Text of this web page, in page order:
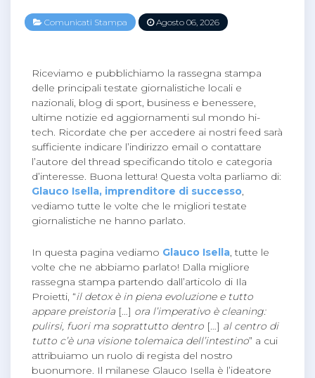
Comunicati Stampa Agosto 06, 2026
Riceviamo e pubblichiamo la rassegna stampa
delle principali testate giornalistiche locali e
nazionali, blog di sport, business e benessere,
ultime notizie ed aggiornamenti sul mondo hi-
tech. Ricordate che per accedere ai nostri feed sarà
sufficiente indicare l’indirizzo email o contattare
l’autore del thread specificando titolo e categoria
d’interesse. Buona lettura! Questa volta parliamo di:
Glauco Isella, imprenditore di successo,
vediamo tutte le volte che le migliori testate
giornalistiche ne hanno parlato.
In questa pagina vediamo Glauco Isella, tutte le
volte che ne abbiamo parlato! Dalla migliore
rassegna stampa partendo dall’articolo di Ila
Proietti, “il detox è in piena evoluzione e tutto
appare preistoria […] ora l’imperativo è cleaning:
pulirsi, fuori ma soprattutto dentro […] al centro di
tutto c’è una visione tolemaica dell’intestino” a cui
attribuiamo un ruolo di regista del nostro
buonumore. Il milanese Glauco Isella è l’ideatore